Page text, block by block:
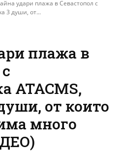
удари плажа в Севастопол с
3 души, от...
плажа в
ATACMS,
от които
много